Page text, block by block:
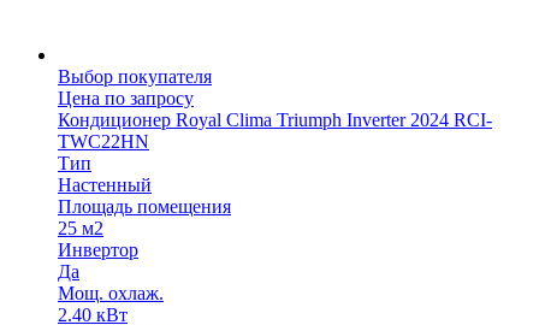
Выбор покупателя
Цена по запросу
Кондиционер Royal Clima Triumph Inverter 2024 RCI-
TWC22HN
Тип
Настенный
Площадь помещения
25 м2
Инвертор
Да
Мощ. охлаж.
2.40 кВт